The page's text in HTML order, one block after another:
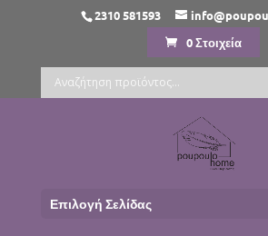
2310 581593
0 Στοιχεία
Επιλογή Σελίδας